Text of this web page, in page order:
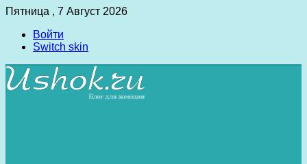
Пятница , 7 Август 2026
Войти
Switch skin